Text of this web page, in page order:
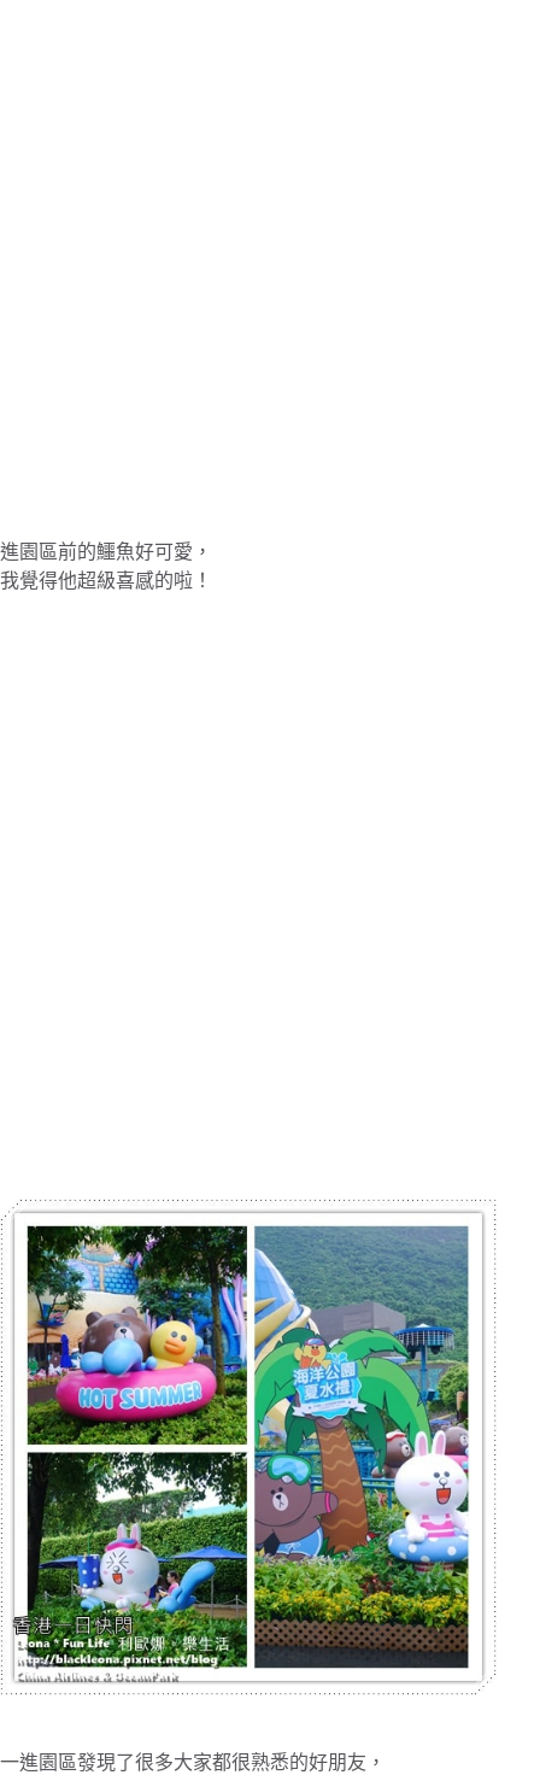
進園區前的鱷魚好可愛，
我覺得他超級喜感的啦！
一進園區發現了很多大家都很熟悉的好朋友，